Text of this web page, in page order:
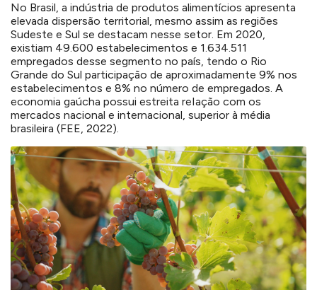
No Brasil, a indústria de produtos alimentícios apresenta
elevada dispersão territorial, mesmo assim as regiões
Sudeste e Sul se destacam nesse setor. Em 2020,
existiam 49.600 estabelecimentos e 1.634.511
empregados desse segmento no país, tendo o Rio
Grande do Sul participação de aproximadamente 9% nos
estabelecimentos e 8% no número de empregados. A
economia gaúcha possui estreita reIação com os
mercados nacional e internacional, superior à média
brasileira (FEE, 2022).